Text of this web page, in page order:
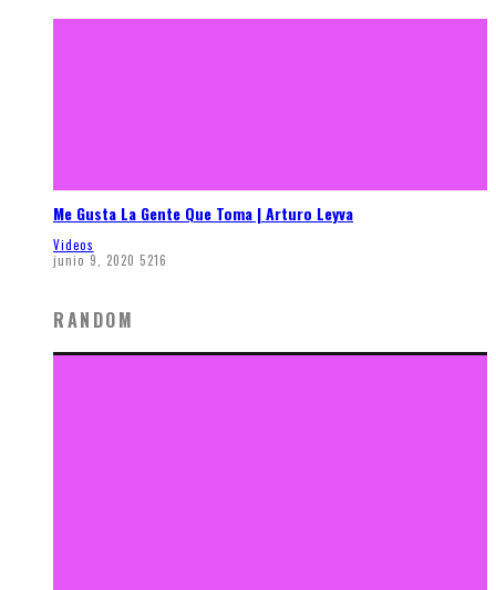
Me Gusta La Gente Que Toma | Arturo Leyva
Videos
junio 9, 2020 5216
RANDOM